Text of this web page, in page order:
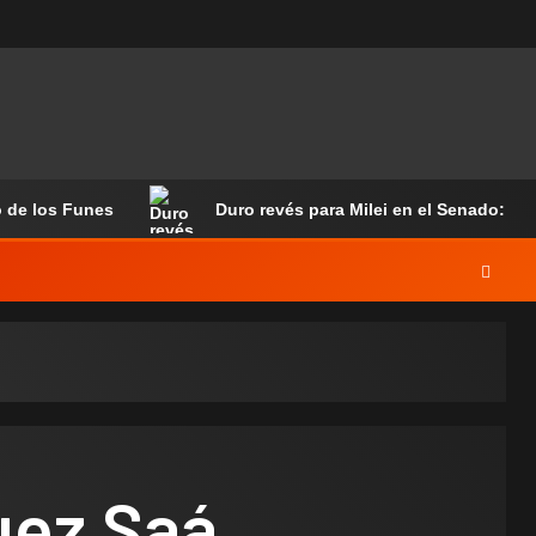
de los Funes Duro revés para Milei en el Senado: